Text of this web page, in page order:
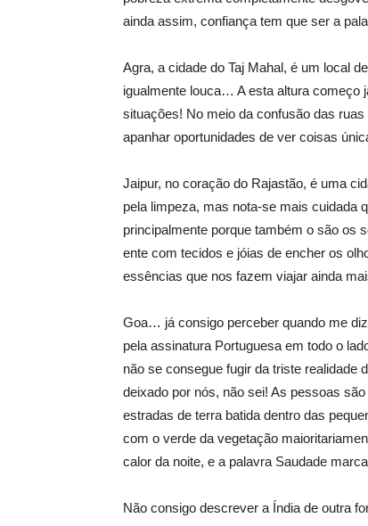
ainda assim, confiança tem que ser a
Agra, a cidade do Taj Mahal, é um local
igualmente louca… A esta altura começo
situações! No meio da confusão das
apanhar oportunidades de ver coisas
Jaipur, no coração do Rajastão, é uma
pela limpeza, mas nota-se mais cuidada
principalmente porque também o são os
ente com tecidos e jóias de encher os
essências que nos fazem viajar ainda
Goa… já consigo perceber quando me
pela assinatura Portuguesa em todo o
não se consegue fugir da triste realidade
deixado por nós, não sei! As pessoas
estradas de terra batida dentro das
com o verde da vegetação
calor da noite, e a palavra Saudade
Não consigo descrever a Índia de outra